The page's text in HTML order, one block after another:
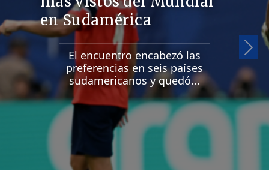
en Sudamérica
El encuentro encabezó las
preferencias en seis países
sudamericanos y quedó...